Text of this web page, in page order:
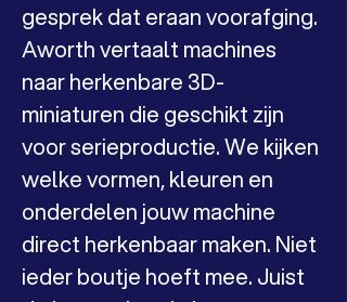
gesprek dat eraan voorafging.
Aworth vertaalt machines
naar herkenbare 3D-
miniaturen die geschikt zijn
voor serieproductie. We kijken
welke vormen, kleuren en
onderdelen jouw machine
direct herkenbaar maken. Niet
ieder boutje hoeft mee. Juist